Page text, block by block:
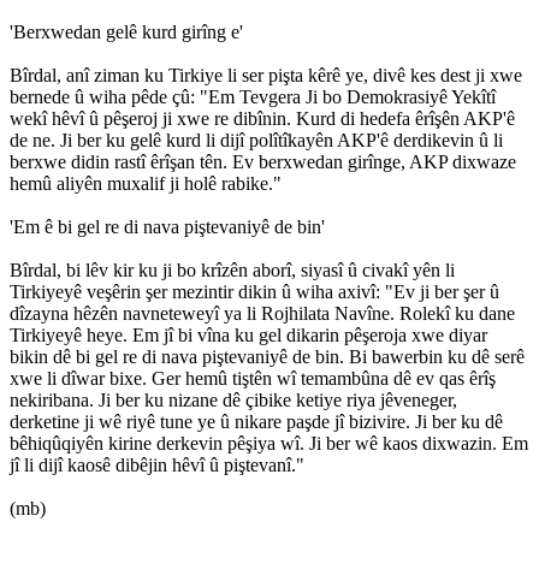
'Berxwedan gelê kurd girîng e'
Bîrdal, anî ziman ku Tirkiye li ser pişta kêrê ye, divê kes dest ji xwe
bernede û wiha pêde çû: "Em Tevgera Ji bo Demokrasiyê Yekîtî
wekî hêvî û pêşeroj ji xwe re dibînin. Kurd di hedefa êrîşên AKP'ê
de ne. Ji ber ku gelê kurd li dijî polîtîkayên AKP'ê derdikevin û li
berxwe didin rastî êrîşan tên. Ev berxwedan girînge, AKP dixwaze
hemû aliyên muxalif ji holê rabike."
'Em ê bi gel re di nava piştevaniyê de bin'
Bîrdal, bi lêv kir ku ji bo krîzên aborî, siyasî û civakî yên li
Tirkiyeyê veşêrin şer mezintir dikin û wiha axivî: "Ev ji ber şer û
dîzayna hêzên navneteweyî ya li Rojhilata Navîne. Rolekî ku dane
Tirkiyeyê heye. Em jî bi vîna ku gel dikarin pêşeroja xwe diyar
bikin dê bi gel re di nava piştevaniyê de bin. Bi bawerbin ku dê serê
xwe li dîwar bixe. Ger hemû tiştên wî temambûna dê ev qas êrîş
nekiribana. Ji ber ku nizane dê çibike ketiye riya jêveneger,
derketine ji wê riyê tune ye û nikare paşde jî bizivire. Ji ber ku dê
bêhiqûqiyên kirine derkevin pêşiya wî. Ji ber wê kaos dixwazin. Em
jî li dijî kaosê dibêjin hêvî û piştevanî."
(mb)